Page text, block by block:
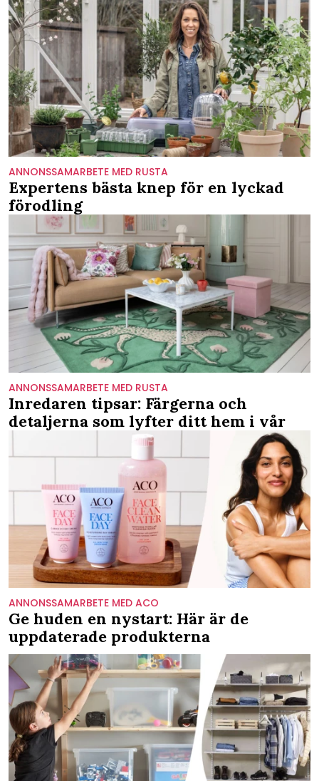
ANNONSSAMARBETE MED RUSTA
Expertens bästa knep för en lyckad
förodling
ANNONSSAMARBETE MED RUSTA
Inredaren tipsar: Färgerna och
detaljerna som lyfter ditt hem i vår
ANNONSSAMARBETE MED ACO
Ge huden en nystart: Här är de
uppdaterade produkterna